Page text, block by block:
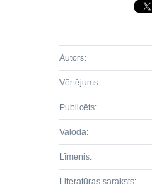
Autors:
Vērtējums:
Publicēts:
Valoda:
Līmenis:
Literatūras saraksts: